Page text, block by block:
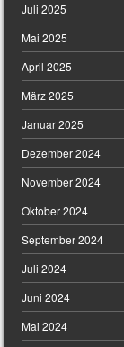
Juli 2025
Mai 2025
April 2025
März 2025
Januar 2025
Dezember 2024
November 2024
Oktober 2024
September 2024
Juli 2024
Juni 2024
Mai 2024